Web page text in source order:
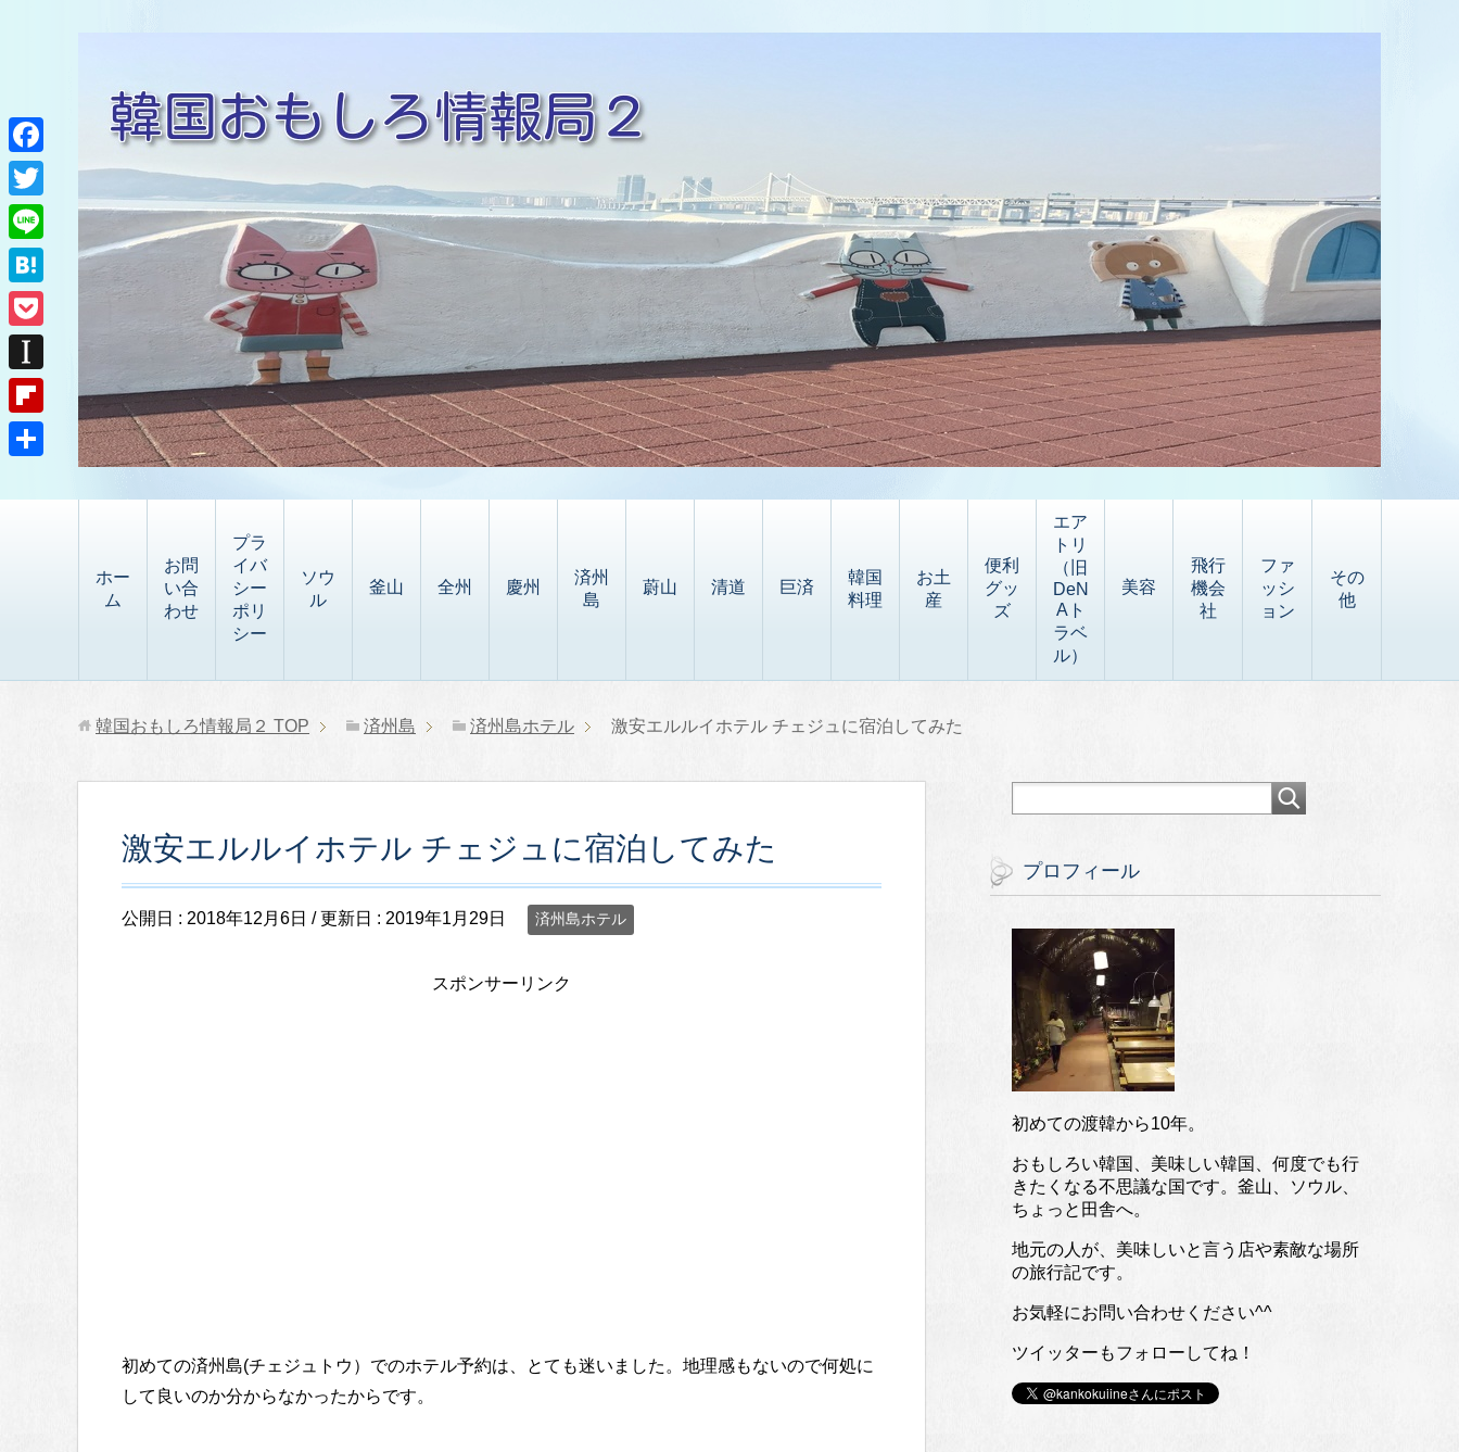
ホー
ム
お問
い合
わせ
プラ
イバ
シー
ポリ
シー
ソウ
ル
釜山 全州 慶州
済州
島
蔚山 清道 巨済
韓国
料理
お土
産
便利
グッ
ズ
エア
トリ
（旧
DeN
Aト
ラベ
ル）
美容
飛行
機会
社
ファ
ッシ
ョン
その
他
韓国おもしろ情報局２ TOP 済州島 済州島ホテル 激安エルルイホテル チェジュに宿泊してみた
激安エルルイホテル チェジュに宿泊してみた
公開日 : 2018年12月6日 / 更新日 : 2019年1月29日 済州島ホテル
スポンサーリンク
初めての済州島(チェジュトウ）でのホテル予約は、とても迷いました。地理感もないので何処に
して良いのか分からなかったからです。
プロフィール
初めての渡韓から10年。
おもしろい韓国、美味しい韓国、何度でも行
きたくなる不思議な国です。釜山、ソウル、
ちょっと田舎へ。
地元の人が、美味しいと言う店や素敵な場所
の旅行記です。
お気軽にお問い合わせください^^
ツイッターもフォローしてね！
F
a
c
e
b
o
o
k
T
w
i
e
r
L
i
n
H
a
t
e
n
P
o
c
k
I
n
s
F
i